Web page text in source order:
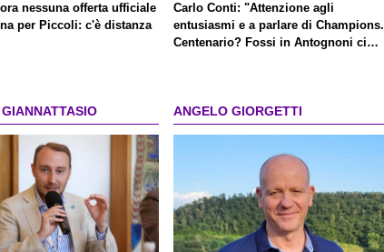
nessuna offerta ufficiale
per Piccoli: c'è distanza
Carlo Conti: "Attenzione agli
entusiasmi e a parlare di Champions.
Centenario? Fossi in Antognoni ci
ANGELO GIORGETTI